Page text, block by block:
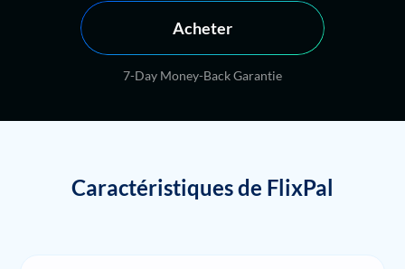
Acheter
7-Day Money-Back Garantie
Caractéristiques de FlixPal